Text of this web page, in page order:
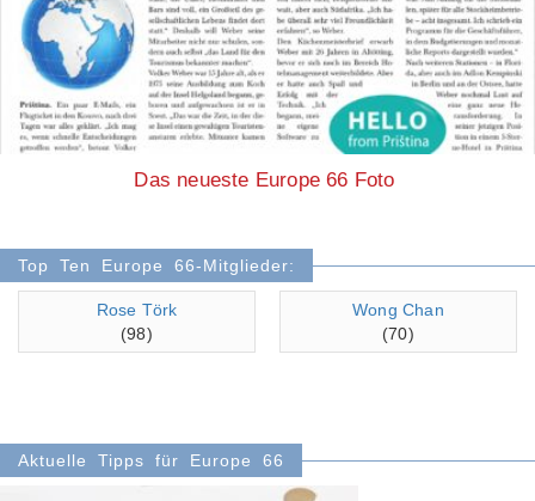
Das neueste Europe 66 Foto
Top Ten Europe 66-Mitglieder:
Rose Törk
(98)
Wong Chan
(70)
Aktuelle Tipps für Europe 66